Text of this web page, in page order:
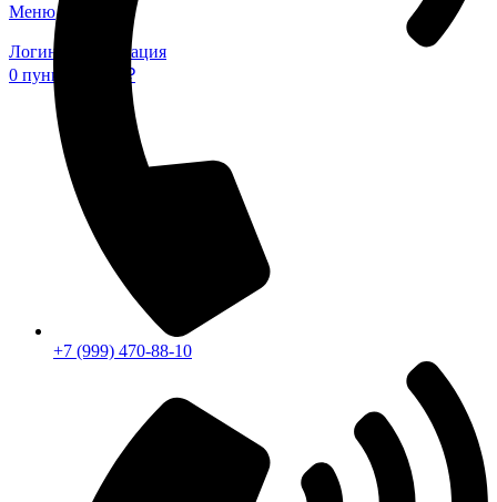
Меню
Логин / Регистрация
0 пунктов ₽
+7 (999) 470-88-10